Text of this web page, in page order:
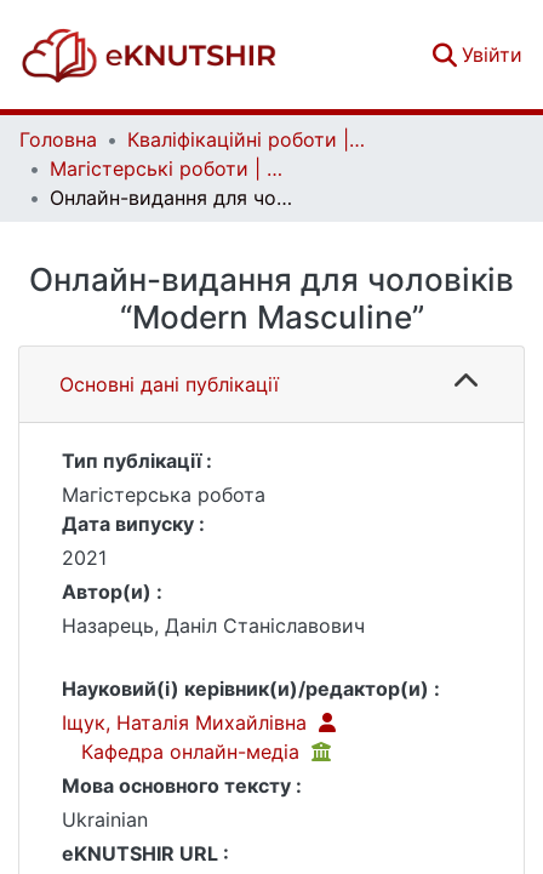
Увійти
Головна
Кваліфікаційні роботи | Qualifying works
Магістерські роботи | Master's theses
Онлайн-видання для чоловіків “Мodern Мasculine”
Онлайн-видання для чоловіків
“Мodern Мasculine”
Основні дані публікації
Тип публікації :
Магістерська робота
Дата випуску :
2021
Автор(и) :
Назарець, Даніл Станіславович
Науковий(і) керівник(и)/редактор(и) :
Іщук, Наталія Михайлівна
Кафедра онлайн-медіа
Мова основного тексту :
Ukrainian
eKNUTSHIR URL :